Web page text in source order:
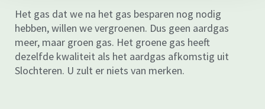
Het gas dat we na het gas besparen nog nodig
hebben, willen we vergroenen. Dus geen aardgas
meer, maar groen gas. Het groene gas heeft
dezelfde kwaliteit als het aardgas afkomstig uit
Slochteren. U zult er niets van merken.